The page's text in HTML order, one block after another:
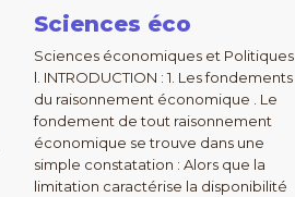
Sciences éco
Sciences économiques et Politiques
l. INTRODUCTION : 1. Les fondements
du raisonnement économique . Le
fondement de tout raisonnement
économique se trouve dans une
simple constatation : Alors que la
limitation caractérise la disponibilité